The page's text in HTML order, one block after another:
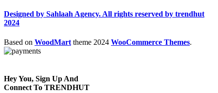
Designed by Sahlaah Agency. All rights reserved by trendhut
2024
Based on WoodMart theme 2024 WooCommerce Themes.
Hey You, Sign Up And
Connect To TRENDHUT